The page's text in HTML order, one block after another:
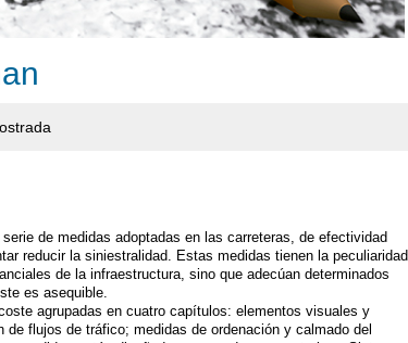
de medidas adoptadas en las carreteras, de efectividad
reducir la siniestralidad. Estas medidas tienen la peculiaridad
de la infraestructura, sino que adecúan determinados
es asequible.
agrupadas en cuatro capítulos: elementos visuales y
flujos de tráfico; medidas de ordenación y calmado del